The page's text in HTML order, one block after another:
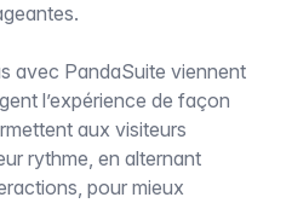
avec PandaSuite viennent
l’expérience de façon
aux visiteurs
rythme, en alternant
pour mieux